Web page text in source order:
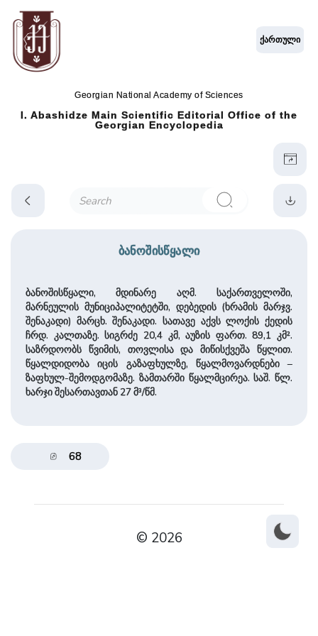
Georgian National Academy of Sciences
I. Abashidze Main Scientific Editorial Office of the
Georgian Encyclopedia
ქართული
ბანოშისწყალი
ბანოშისწყალი, მდინარე აღმ. საქართველოში,
მარნეულის მუნიციპალიტეტში, დებედის (ხრამის მარჯვ.
შენაკადი) მარცხ. შენაკადი. სათავე აქვს ლოქის ქედის
ჩრდ. კალთაზე. სიგრძე 20,4 კმ, აუზის ფართ. 89,1 კმ².
საზრდოობს წვიმის, თოვლისა და მიწისქვეშა წყლით.
წყალდიდობა იცის გაზაფხულზე, წყალმოვარდნები –
ზაფხულ-შემოდგომაზე. ზამთარში წყალმცირეა. საშ. წლ.
ხარჯი შესართავთან 27 მ³/წმ.
68
© 2026